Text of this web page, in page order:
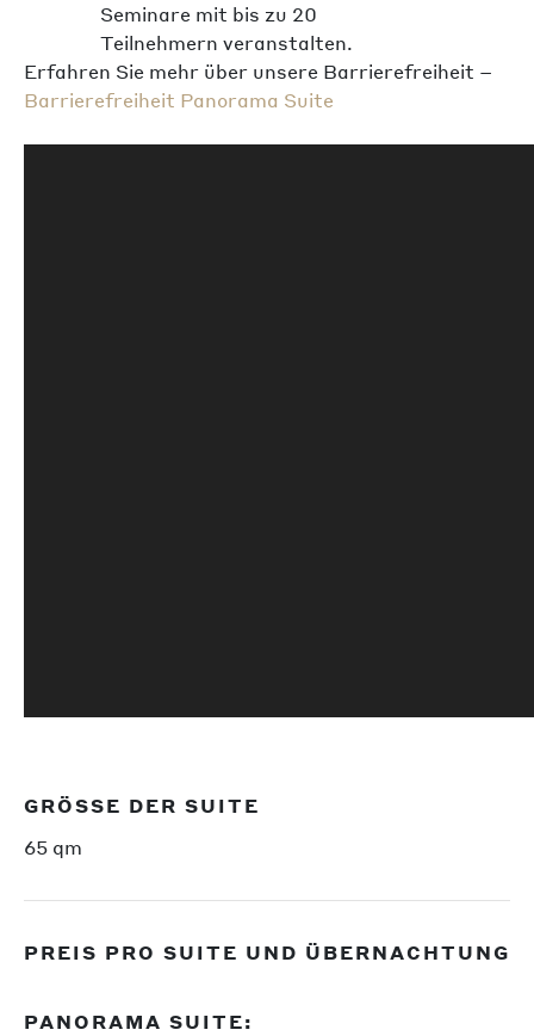
Seminare mit bis zu 20
Teilnehmern veranstalten.
Erfahren Sie mehr über unsere Barrierefreiheit –
Barrierefreiheit Panorama Suite
GRÖSSE DER SUITE
65 qm
PREIS PRO SUITE UND ÜBERNACHTUNG
PANORAMA SUITE: